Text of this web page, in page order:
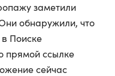
заметили
обнаружили, что
Поиске
прямой ссылке
сейчас